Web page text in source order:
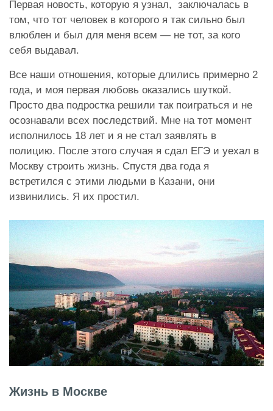
Первая новость, которую я узнал, заключалась в
том, что тот человек в которого я так сильно был
влюблен и был для меня всем — не тот, за кого
себя выдавал.
Все наши отношения, которые длились примерно 2
года, и моя первая любовь оказались шуткой.
Просто два подростка решили так поиграться и не
осознавали всех последствий. Мне на тот момент
исполнилось 18 лет и я не стал заявлять в
полицию. После этого случая я сдал ЕГЭ и уехал в
Москву строить жизнь. Спустя два года я
встретился с этими людьми в Казани, они
извинились. Я их простил.
Жизнь в Москве